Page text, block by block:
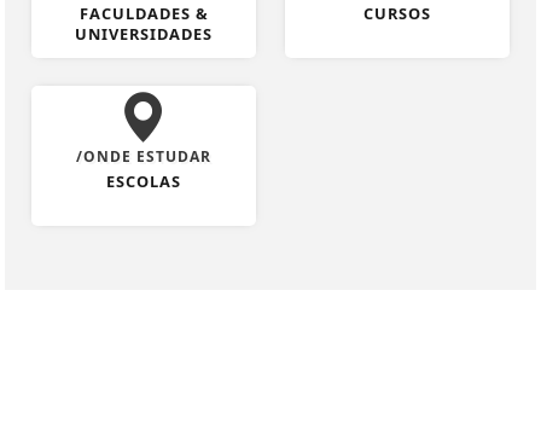
FACULDADES &
UNIVERSIDADES
CURSOS
/ONDE ESTUDAR
ESCOLAS